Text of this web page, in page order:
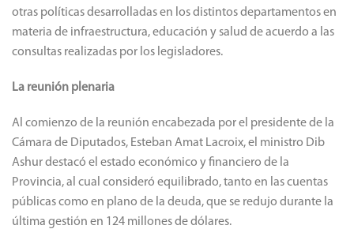
otras políticas desarrolladas en los distintos departamentos en
materia de infraestructura, educación y salud de acuerdo a las
consultas realizadas por los legisladores.
La reunión plenaria
Al comienzo de la reunión encabezada por el presidente de la
Cámara de Diputados, Esteban Amat Lacroix, el ministro Dib
Ashur destacó el estado económico y financiero de la
Provincia, al cual consideró equilibrado, tanto en las cuentas
públicas como en plano de la deuda, que se redujo durante la
última gestión en 124 millones de dólares.